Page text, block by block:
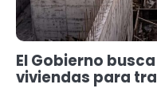
El Gobierno
viviendas para